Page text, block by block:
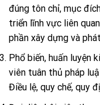
đúng tôn chỉ, mục
triển lĩnh vực liên
phần xây dựng và
Phổ biến, huấn luyện
viên tuân thủ pháp
Điều lệ, quy chế, quy